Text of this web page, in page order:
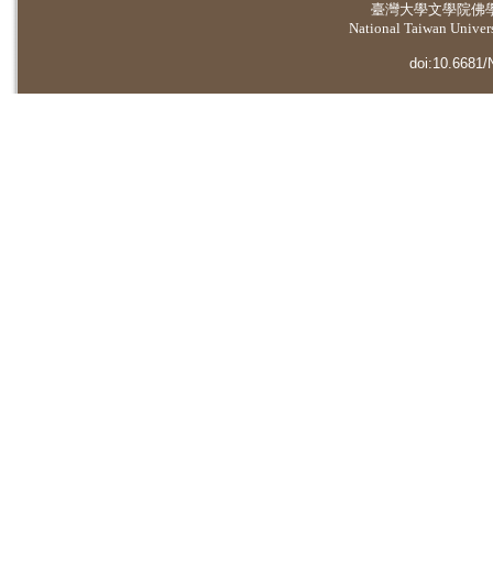
臺灣大學文學院佛
National Taiwan
doi:10.6681/